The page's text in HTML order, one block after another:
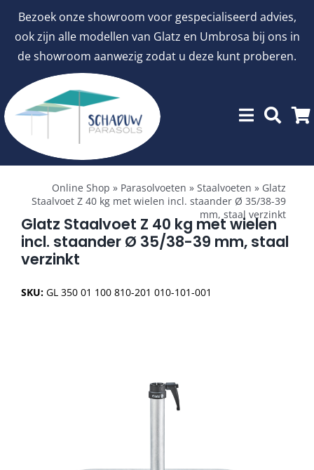
Bezoek onze showroom voor gespecialiseerd advies,
ook zijn alle modellen van Glatz en Umbrosa bij ons in
de showroom aanwezig zodat u deze kunt proberen.
inhoud
Toggle
Navigation
aanbiedingen
Stokparasols
Online Shop » Parasolvoeten » Staalvoeten » Glatz
Staalvoet Z 40 kg met wielen incl. staander Ø 35/38-39
mm, staal verzinkt
Glatz Staalvoet Z 40 kg met wielen
incl. staander Ø 35/38-39 mm, staal
verzinkt
SKU: GL 350 01 100 810-201 010-101-001